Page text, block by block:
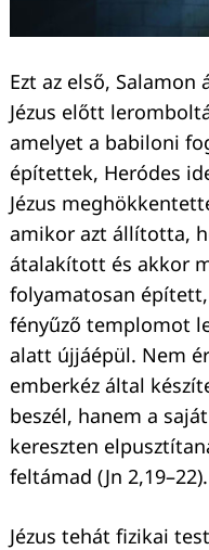
Ezt az első,
Jézus előtt
amelyet a babiloni
építettek, Heródes
Jézus
amikor azt állította,
átalakított és akkor
folyamatosan
fényűző templomot
alatt újjáépül. Nem
emberkéz által
beszél, hanem a
kereszten
feltámad (Jn 2,19–22).
Jézus tehát fizikai